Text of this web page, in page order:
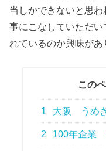
当しかできないと思
事にこなしていただ
れているのか興味があ
この
1 大阪 うめ
2 100年企業